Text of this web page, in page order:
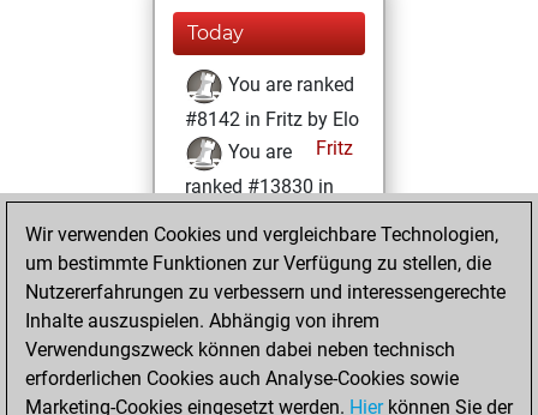
Today
You are ranked
#8142 in Fritz by Elo
Fritz
You are
ranked #13830 in
Sonntag, März 29,
2026
You achieved a
BeautyScore of 12
Fritz
Wir verwenden Cookies und vergleichbare Technologien,
um bestimmte Funktionen zur Verfügung zu stellen, die
Nutzererfahrungen zu verbessern und interessengerechte
Inhalte auszuspielen. Abhängig von ihrem
Verwendungszweck können dabei neben technisch
erforderlichen Cookies auch Analyse-Cookies sowie
Marketing-Cookies eingesetzt werden. Hierkönnen Sie der